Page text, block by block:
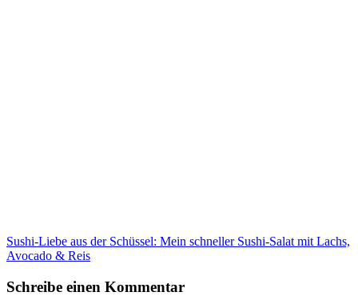
Sushi-Liebe aus der Schüssel: Mein schneller Sushi-Salat mit Lachs,
Avocado & Reis
Schreibe einen Kommentar